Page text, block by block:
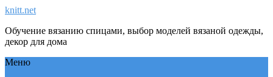
knitt.net
Обучение вязанию спицами, выбор моделей вязаной одежды,
декор для дома
Меню